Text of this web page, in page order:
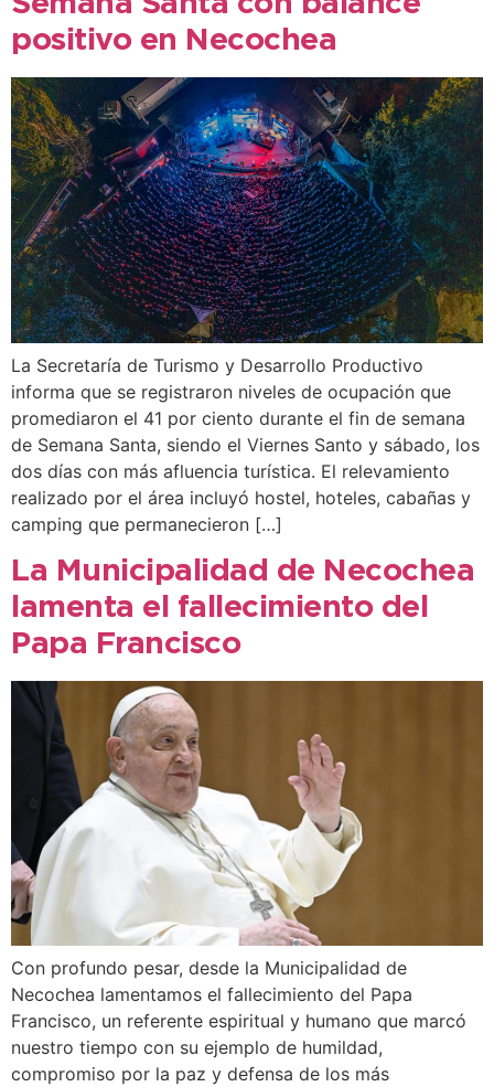
positivo en Necochea
La Secretaría de Turismo y Desarrollo Productivo
informa que se registraron niveles de ocupación que
promediaron el 41 por ciento durante el fin de semana
de Semana Santa, siendo el Viernes Santo y sábado, los
dos días con más afluencia turística. El relevamiento
realizado por el área incluyó hostel, hoteles, cabañas y
camping que permanecieron […]
La Municipalidad de Necochea
lamenta el fallecimiento del
Papa Francisco
Con profundo pesar, desde la Municipalidad de
Necochea lamentamos el fallecimiento del Papa
Francisco, un referente espiritual y humano que marcó
nuestro tiempo con su ejemplo de humildad,
compromiso por la paz y defensa de los más